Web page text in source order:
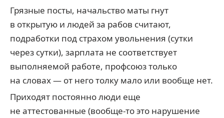
Грязные посты, начальство маты гнут
в открытую и людей за рабов считают,
подработки под страхом увольнения (сутки
через сутки), зарплата не соответствует
выполняемой работе, профсоюз только
на словах — от него толку мало или вообще нет.
Приходят постоянно люди еще
не аттестованные (вообще-то это нарушение